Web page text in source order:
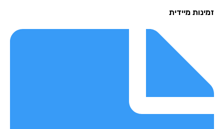
מיידית